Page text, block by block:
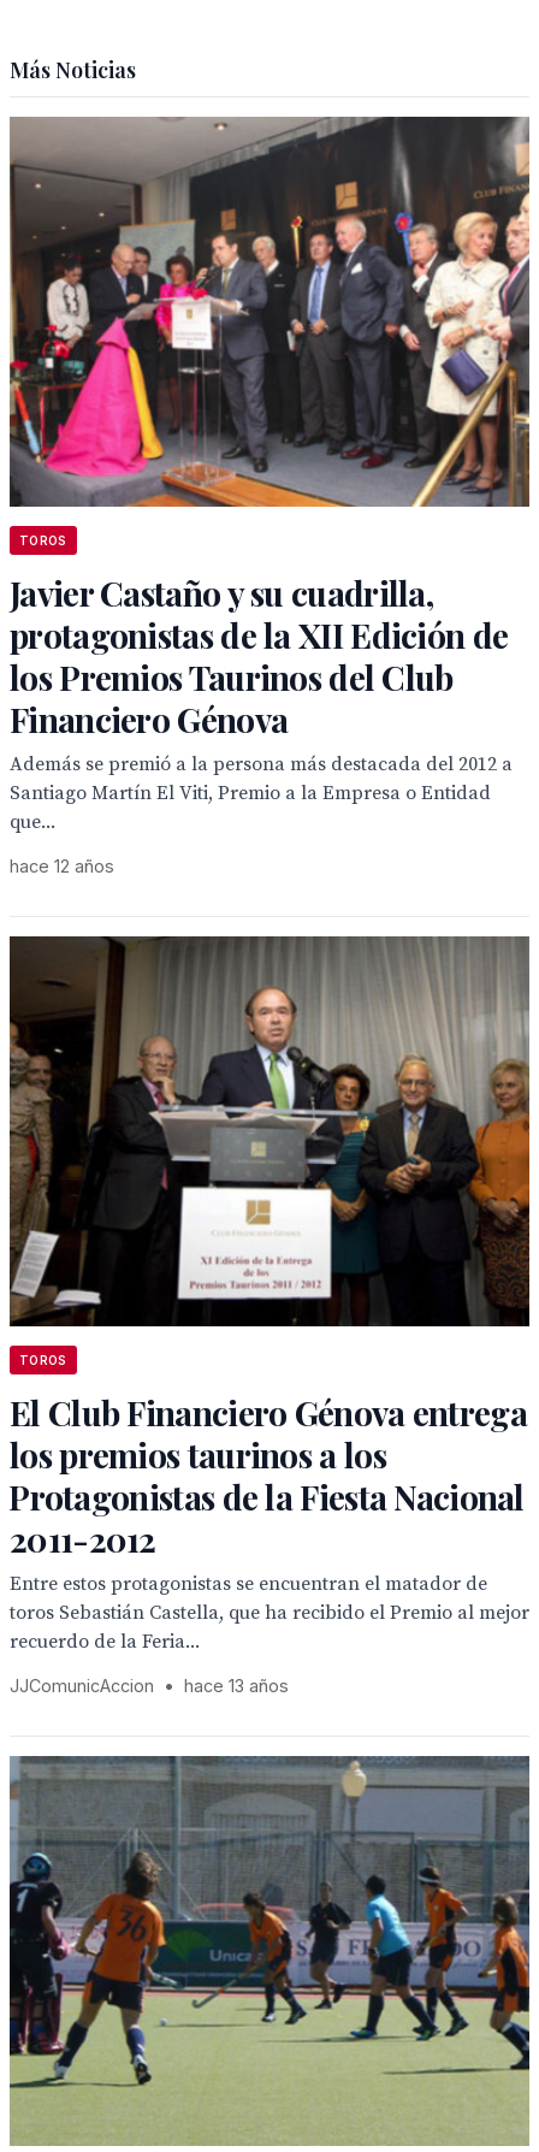
Más Noticias
TOROS
Javier Castaño y su cuadrilla,
protagonistas de la XII Edición de
los Premios Taurinos del Club
Financiero Génova
Además se premió a la persona más destacada del 2012 a
Santiago Martín El Viti, Premio a la Empresa o Entidad
que...
hace 12 años
TOROS
El Club Financiero Génova entrega
los premios taurinos a los
Protagonistas de la Fiesta Nacional
2011-2012
Entre estos protagonistas se encuentran el matador de
toros Sebastián Castella, que ha recibido el Premio al mejor
recuerdo de la Feria...
JJComunicAccion • hace 13 años